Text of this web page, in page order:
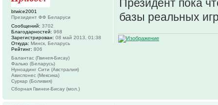
Президент пока
базы реальных
btwice2001
Президент ФФ Беларуси
Сообщений: 3702
Благодарностей: 968
Зарегистрирован: 08 май 2013, 01:38
Откуда: Минск, Беларусь
Рейтинг: 806
Балантас (Гвинея-Бисау)
Фалько (Беларусь)
Нуноадинг Сити (Австралия)
Ависпонес (Мексика)
Суркар (Боливия)
Сборная Гвинеи-Бисау (мол.)